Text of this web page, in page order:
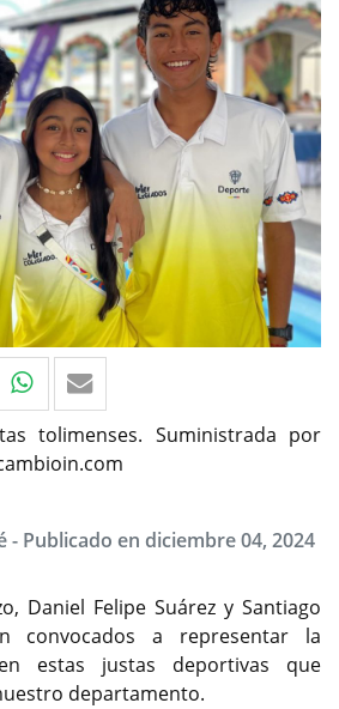
tolimenses. Suministrada por
- Publicado en diciembre 04, 2024
Daniel Felipe Suárez y Santiago
convocados a representar la
estas justas deportivas que
departamento.